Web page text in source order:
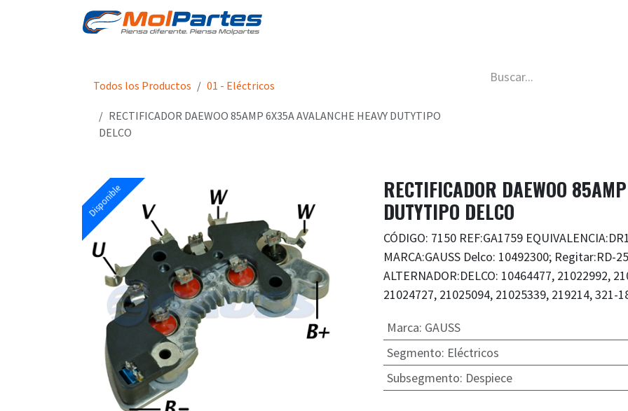
Todos los Productos 01 - Eléctricos
RECTIFICADOR DAEWOO 85AMP 6X35A AVALANCHE HEAVY DUTYTIPO
DELCO
Disponible
Disponible
RECTIFICADOR DAEWOO
DUTYTIPO DELCO
CÓDIGO: 7150 REF:GA1759
MARCA:GAUSS Delco: 10492300; Regitar:RD-
ALTERNADOR:DELCO: 10464477, 21022992,
21024727, 21025094, 21025339, 219214, 321-
Marca: GAUSS
Segmento: Eléctricos
Subsegmento: Despiece